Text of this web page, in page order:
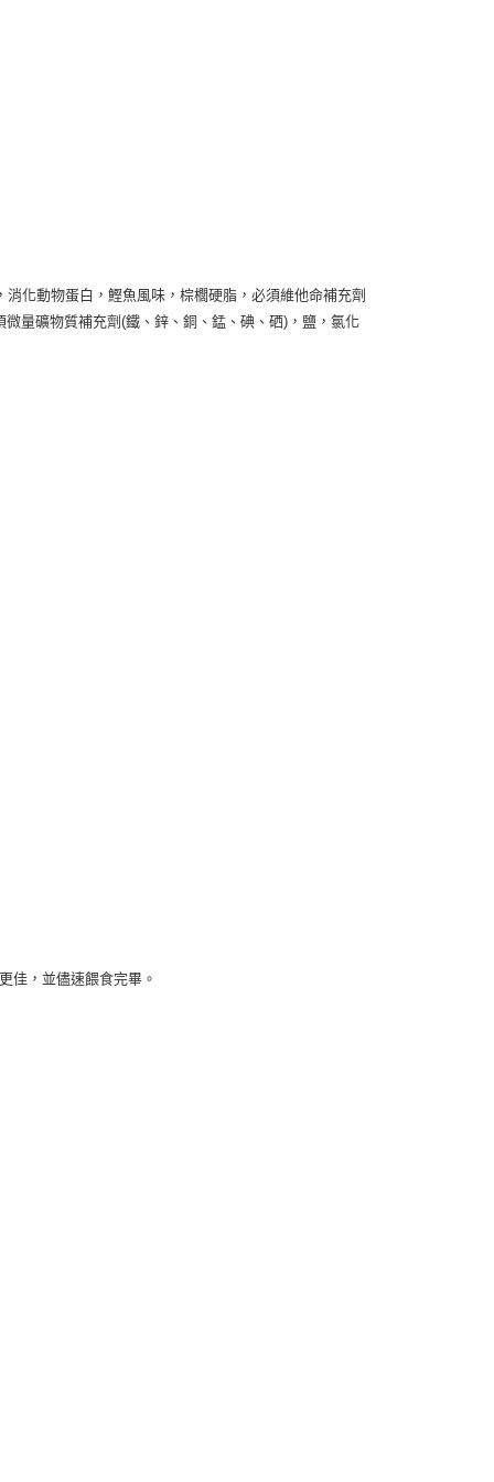
化動物蛋白，鰹魚風味，棕櫚硬脂，必須維他命補充劑
量礦物質補充劑(鐵、鋅、銅、錳、碘、硒)，鹽，氯化
佳，並儘速餵食完畢。